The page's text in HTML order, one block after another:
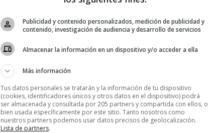
Publicidad y contenido personalizados, medición de publicidad y
contenido, investigación de audiencia y desarrollo de servicios
Almacenar la información en un dispositivo y/o acceder a ella
Más información
Tus datos personales se tratarán y la información de tu dispositivo
(cookies, identificadores únicos y otros datos en el dispositivo) podrá
ser almacenada y consultada por 205 partners y compartida con ellos, o
bien usada específicamente por este sitio. Tanto nosotros como
nuestros partners podemos usar datos precisos de geolocalización.
Lista de partners.